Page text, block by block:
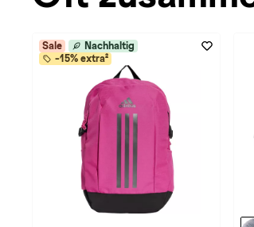
Sale
Nachhaltig
-15% extra²